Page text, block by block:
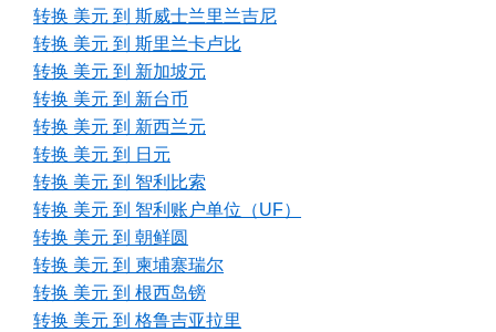
转换 美元 到 斯威士兰里兰吉尼
转换 美元 到 斯里兰卡卢比
转换 美元 到 新加坡元
转换 美元 到 新台币
转换 美元 到 新西兰元
转换 美元 到 日元
转换 美元 到 智利比索
转换 美元 到 智利账户单位（UF）
转换 美元 到 朝鲜圆
转换 美元 到 柬埔寨瑞尔
转换 美元 到 根西岛镑
转换 美元 到 格鲁吉亚拉里